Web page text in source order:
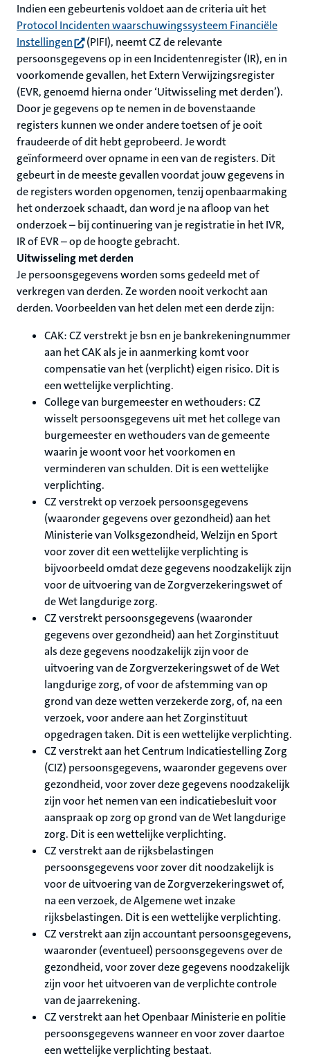
Indien een gebeurtenis voldoet aan de criteria uit het
Protocol Incidenten waarschuwingssysteem Financiële
Instellingen(opent in nieuw tabblad)
(PIFI), neemt CZ de relevante
persoonsgegevens op in een Incidentenregister (IR), en in
voorkomende gevallen, het Extern Verwijzingsregister
(EVR, genoemd hierna onder ‘Uitwisseling met derden’).
Door je gegevens op te nemen in de bovenstaande
registers kunnen we onder andere toetsen of je ooit
fraudeerde of dit hebt geprobeerd. Je wordt
geïnformeerd over opname in een van de registers. Dit
gebeurt in de meeste gevallen voordat jouw gegevens in
de registers worden opgenomen, tenzij openbaarmaking
het onderzoek schaadt, dan word je na afloop van het
onderzoek – bij continuering van je registratie in het IVR,
IR of EVR – op de hoogte gebracht.
Uitwisseling met derden
Je persoonsgegevens worden soms gedeeld met of
verkregen van derden. Ze worden nooit verkocht aan
derden. Voorbeelden van het delen met een derde zijn:
CAK: CZ verstrekt je bsn en je bankrekeningnummer
aan het CAK als je in aanmerking komt voor
compensatie van het (verplicht) eigen risico. Dit is
een wettelijke verplichting.
College van burgemeester en wethouders: CZ
wisselt persoonsgegevens uit met het college van
burgemeester en wethouders van de gemeente
waarin je woont voor het voorkomen en
verminderen van schulden. Dit is een wettelijke
verplichting.
CZ verstrekt op verzoek persoonsgegevens
(waaronder gegevens over gezondheid) aan het
Ministerie van Volksgezondheid, Welzijn en Sport
voor zover dit een wettelijke verplichting is
bijvoorbeeld omdat deze gegevens noodzakelijk zijn
voor de uitvoering van de Zorgverzekeringswet of
de Wet langdurige zorg.
CZ verstrekt persoonsgegevens (waaronder
gegevens over gezondheid) aan het Zorginstituut
als deze gegevens noodzakelijk zijn voor de
uitvoering van de Zorgverzekeringswet of de Wet
langdurige zorg, of voor de afstemming van op
grond van deze wetten verzekerde zorg, of, na een
verzoek, voor andere aan het Zorginstituut
opgedragen taken. Dit is een wettelijke verplichting.
CZ verstrekt aan het Centrum Indicatiestelling Zorg
(CIZ) persoonsgegevens, waaronder gegevens over
gezondheid, voor zover deze gegevens noodzakelijk
zijn voor het nemen van een indicatiebesluit voor
aanspraak op zorg op grond van de Wet langdurige
zorg. Dit is een wettelijke verplichting.
CZ verstrekt aan de rijksbelastingen
persoonsgegevens voor zover dit noodzakelijk is
voor de uitvoering van de Zorgverzekeringswet of,
na een verzoek, de Algemene wet inzake
rijksbelastingen. Dit is een wettelijke verplichting.
CZ verstrekt aan zijn accountant persoonsgegevens,
waaronder (eventueel) persoonsgegevens over de
gezondheid, voor zover deze gegevens noodzakelijk
zijn voor het uitvoeren van de verplichte controle
van de jaarrekening.
CZ verstrekt aan het Openbaar Ministerie en politie
persoonsgegevens wanneer en voor zover daartoe
een wettelijke verplichting bestaat.